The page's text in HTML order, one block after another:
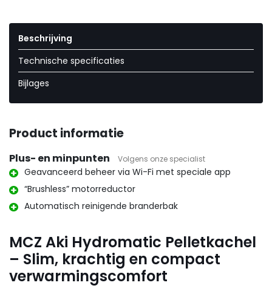
Beschrijving
Technische specificaties
Bijlages
Product informatie
Plus- en minpunten Volgens onze specialist
Geavanceerd beheer via Wi-Fi met speciale app
“Brushless” motorreductor
Automatisch reinigende branderbak
MCZ Aki Hydromatic Pelletkachel
– Slim, krachtig en compact
verwarmingscomfort